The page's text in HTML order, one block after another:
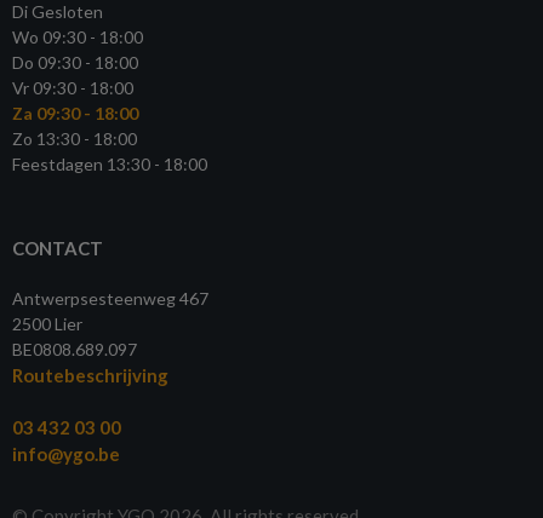
Di Gesloten
Wo 09:30 - 18:00
Do 09:30 - 18:00
Vr 09:30 - 18:00
Za 09:30 - 18:00
Zo 13:30 - 18:00
Feestdagen 13:30 - 18:00
CONTACT
Antwerpsesteenweg 467
2500 Lier
BE0808.689.097
Routebeschrijving
03 432 03 00
info@ygo.be